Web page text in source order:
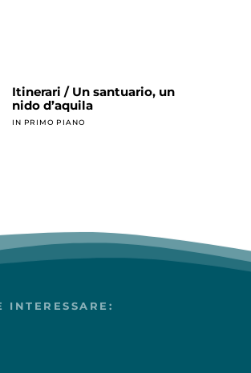
Itinerari / Un santuario, un
nido d’aquila
IN PRIMO PIANO
INTERESSARE: